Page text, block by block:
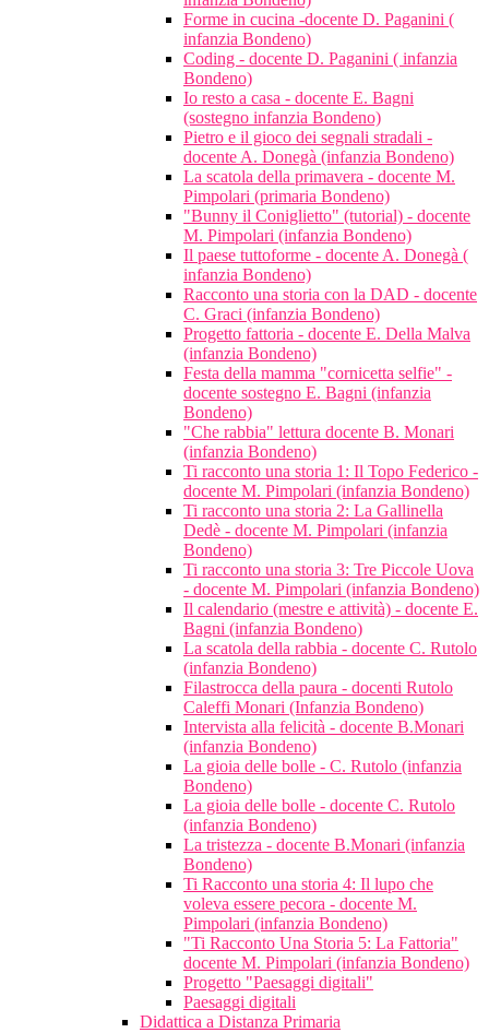
Forme in cucina -docente D. Paganini (
infanzia Bondeno)
Coding - docente D. Paganini ( infanzia
Bondeno)
Io resto a casa - docente E. Bagni
(sostegno infanzia Bondeno)
Pietro e il gioco dei segnali stradali -
docente A. Donegà (infanzia Bondeno)
La scatola della primavera - docente M.
Pimpolari (primaria Bondeno)
"Bunny il Coniglietto" (tutorial) - docente
M. Pimpolari (infanzia Bondeno)
Il paese tuttoforme - docente A. Donegà (
infanzia Bondeno)
Racconto una storia con la DAD - docente
C. Graci (infanzia Bondeno)
Progetto fattoria - docente E. Della Malva
(infanzia Bondeno)
Festa della mamma "cornicetta selfie" -
docente sostegno E. Bagni (infanzia
Bondeno)
"Che rabbia" lettura docente B. Monari
(infanzia Bondeno)
Ti racconto una storia 1: Il Topo Federico -
docente M. Pimpolari (infanzia Bondeno)
Ti racconto una storia 2: La Gallinella
Dedè - docente M. Pimpolari (infanzia
Bondeno)
Ti racconto una storia 3: Tre Piccole Uova
- docente M. Pimpolari (infanzia Bondeno)
Il calendario (mestre e attività) - docente E.
Bagni (infanzia Bondeno)
La scatola della rabbia - docente C. Rutolo
(infanzia Bondeno)
Filastrocca della paura - docenti Rutolo
Caleffi Monari (Infanzia Bondeno)
Intervista alla felicità - docente B.Monari
(infanzia Bondeno)
La gioia delle bolle - C. Rutolo (infanzia
Bondeno)
La gioia delle bolle - docente C. Rutolo
(infanzia Bondeno)
La tristezza - docente B.Monari (infanzia
Bondeno)
Ti Racconto una storia 4: Il lupo che
voleva essere pecora - docente M.
Pimpolari (infanzia Bondeno)
"Ti Racconto Una Storia 5: La Fattoria"
docente M. Pimpolari (infanzia Bondeno)
Progetto "Paesaggi digitali"
Paesaggi digitali
Didattica a Distanza Primaria